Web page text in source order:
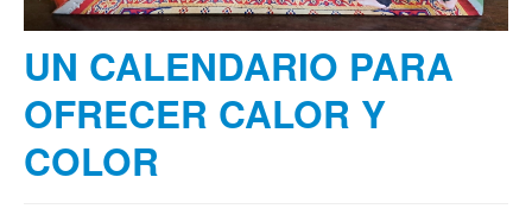
UN CALENDARIO PARA
OFRECER CALOR Y
COLOR